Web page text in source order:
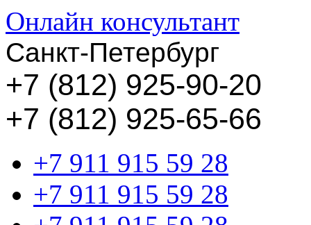
Онлайн консультант
Санкт-Петербург
+7 (812) 925-90-20
+7 (812) 925-65-66
+7 911 915 59 28
+7 911 915 59 28